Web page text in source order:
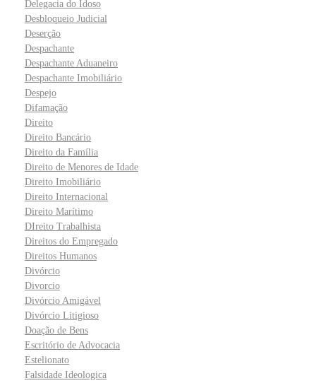
Delegacia do Idoso
Desbloqueio Judicial
Deserção
Despachante
Despachante Aduaneiro
Despachante Imobiliário
Despejo
Difamação
Direito
Direito Bancário
Direito da Família
Direito de Menores de Idade
Direito Imobiliário
Direito Internacional
Direito Marítimo
DIreito Trabalhista
Direitos do Empregado
Direitos Humanos
Divórcio
Divorcio
Divórcio Amigável
Divórcio Litigioso
Doação de Bens
Escritório de Advocacia
Estelionato
Falsidade Ideologica